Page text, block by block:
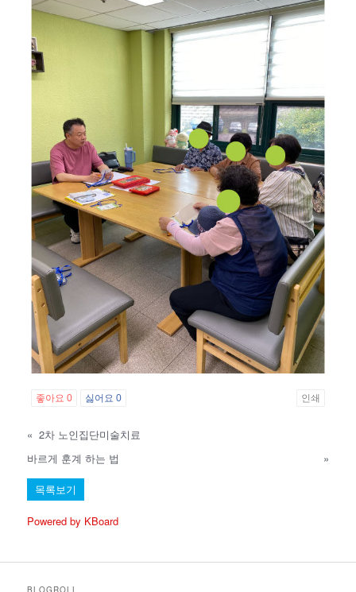
좋아요0 싫어요0 인쇄
« 2차 노인집단미술치료
바르게 훈계 하는 법
»
목록보기
Powered by KBoard
BLOGROLL